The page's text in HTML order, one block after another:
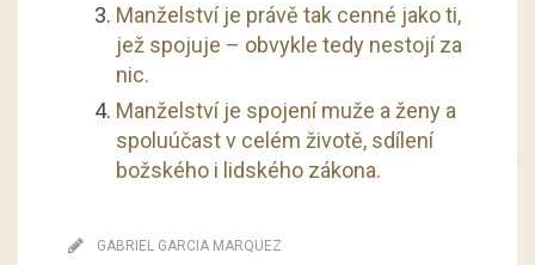
Manželství je právě tak cenné jako ti,
jež spojuje – obvykle tedy nestojí za
nic.
Manželství je spojení muže a ženy a
spoluúčast v celém životě, sdílení
božského i lidského zákona.
GABRIEL GARCIA MARQUEZ